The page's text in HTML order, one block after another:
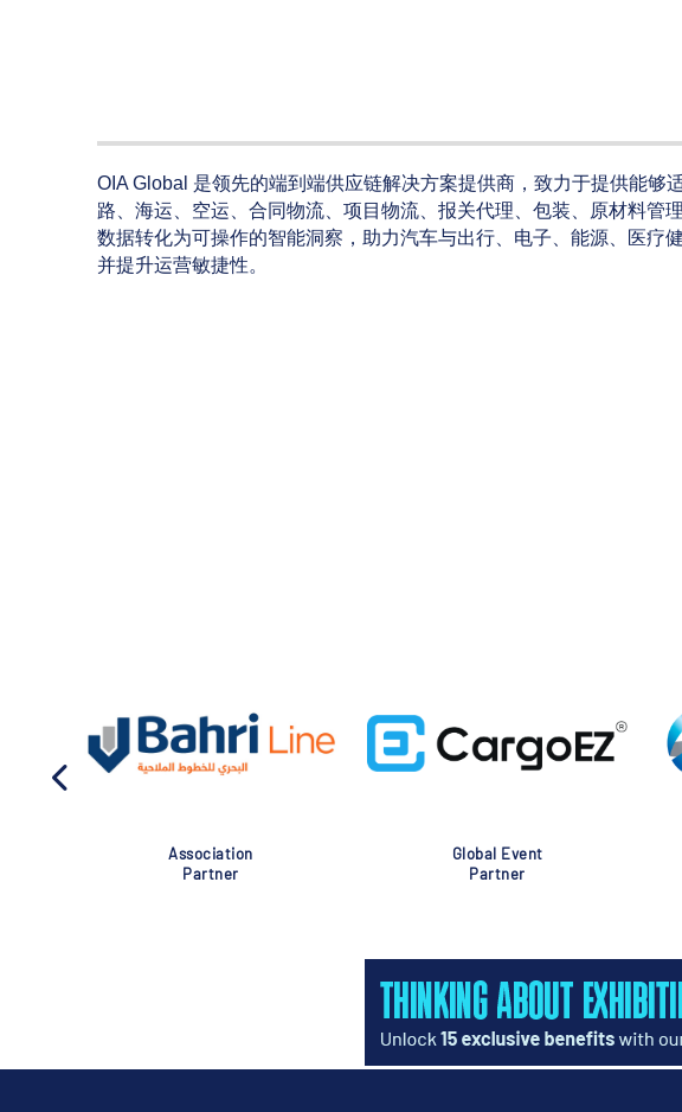
OIA Global 是领先的端到端供应链解决方案提供商，致力于提供能
路、海运、空运、合同物流、项目物流、报关代理、包装、原材料
数据转化为可操作的智能洞察，助力汽车与出行、电子、能源、医疗
并提升运营敏捷性。
Association
Partner
Global Event
Partner